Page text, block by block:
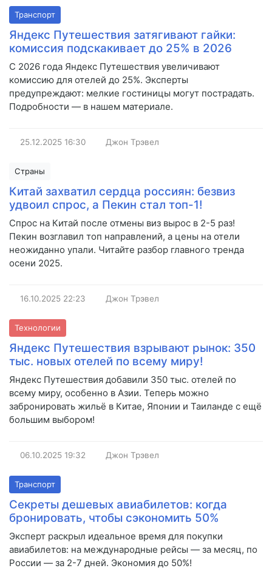
Транспорт
Яндекс Путешествия затягивают гайки:
комиссия подскакивает до 25% в 2026
С 2026 года Яндекс Путешествия увеличивают
комиссию для отелей до 25%. Эксперты
предупреждают: мелкие гостиницы могут пострадать.
Подробности — в нашем материале.
25.12.2025 16:30 Джон Трэвел
Страны
Китай захватил сердца россиян: безвиз
удвоил спрос, а Пекин стал топ-1!
Спрос на Китай после отмены виз вырос в 2-5 раз!
Пекин возглавил топ направлений, а цены на отели
неожиданно упали. Читайте разбор главного тренда
осени 2025.
16.10.2025 22:23 Джон Трэвел
Технологии
Яндекс Путешествия взрывают рынок: 350
тыс. новых отелей по всему миру!
Яндекс Путешествия добавили 350 тыс. отелей по
всему миру, особенно в Азии. Теперь можно
забронировать жильё в Китае, Японии и Таиланде с ещё
большим выбором!
06.10.2025 19:32 Джон Трэвел
Транспорт
Секреты дешевых авиабилетов: когда
бронировать, чтобы сэкономить 50%
Эксперт раскрыл идеальное время для покупки
авиабилетов: на международные рейсы — за месяц, по
России — за 2-7 дней. Экономия до 50%!